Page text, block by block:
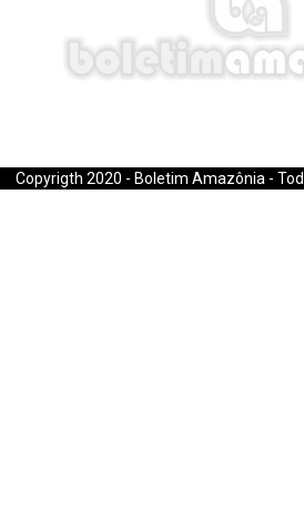
Copyrigth 2020 - Boletim Amazônia -